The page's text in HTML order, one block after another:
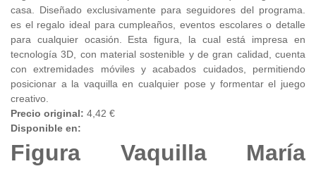
casa. Diseñado exclusivamente para seguidores del programa.
es el regalo ideal para cumpleaños, eventos escolares o detalle
para cualquier ocasión. Esta figura, la cual está impresa en
tecnología 3D, con material sostenible y de gran calidad, cuenta
con extremidades móviles y acabados cuidados, permitiendo
posicionar a la vaquilla en cualquier pose y formentar el juego
creativo.
Precio original: 4,42 €
Disponible en:
Figura Vaquilla María